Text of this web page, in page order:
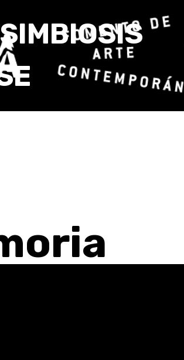
SIMBIOSIS